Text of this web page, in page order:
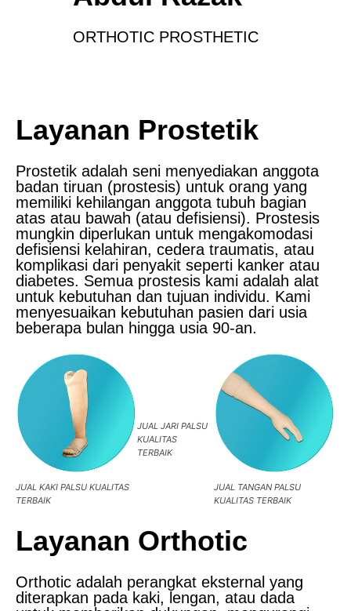
ORTHOTIC PROSTHETIC
Layanan Prostetik
Prostetik adalah seni menyediakan anggota
badan tiruan (prostesis) untuk orang yang
memiliki kehilangan anggota tubuh bagian
atas atau bawah (atau defisiensi). Prostesis
mungkin diperlukan untuk mengakomodasi
defisiensi kelahiran, cedera traumatis, atau
komplikasi dari penyakit seperti kanker atau
diabetes. Semua prostesis kami adalah alat
untuk kebutuhan dan tujuan individu. Kami
menyesuaikan kebutuhan pasien dari usia
beberapa bulan hingga usia 90-an.
JUAL KAKI PALSU KUALITAS
TERBAIK
JUAL JARI PALSU
KUALITAS
TERBAIK
JUAL TANGAN PALSU
KUALITAS TERBAIK
Layanan Orthotic
Orthotic adalah perangkat eksternal yang
diterapkan pada kaki, lengan, atau dada